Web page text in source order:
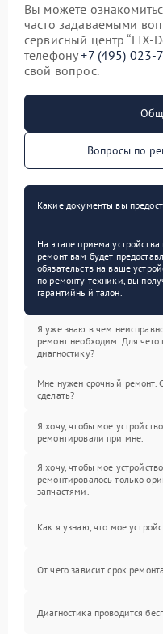
Вы можете
часто задаваемыми
сервисный центр “FIX-
телефону+7 (495) 023-
свой вопрос.
Вопросы по
Какие документы вы
На этапе приема
ремонт вам будет
обязательств на ваше
по ремонту техники, вы
гарантийный талон.
Я уже знаю в чем
ремонт необходим. Для чего
диагностику?
Мне нужен срочный ремонт.
сделать?
Я хочу, чтобы мое устройство
ремонтировали при мне.
Я хочу, чтобы мое устройство
ремонтировалось только
запчастями.
Как я узнаю, что мое
От чего зависит срок
Диагностика проводится